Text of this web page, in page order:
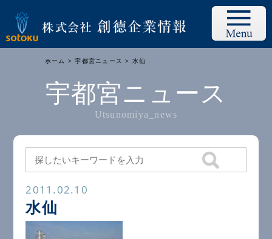
ホーム >宇都宮ニュース > 水仙
宇都宮ニュース
Utsunomiya_news
2011.02.10
水仙